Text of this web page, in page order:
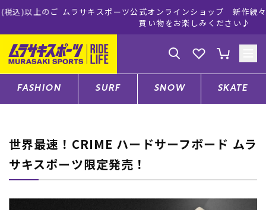
ムラサキスポーツ公式オンラインショップ 新作続々入荷中！是非お
買い物をお楽しみください♪
ゲスト様
ログイン 会員登録
CATEGORY
FASHION SURF SNOW SKATE
世界最速！CRIME ハードサーフボード ムラ
サキスポーツ限定発売！